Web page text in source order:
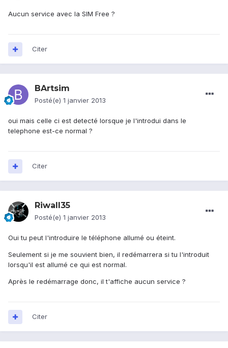
Aucun service avec la SIM Free ?
Citer
BArtsim
Posté(e) 1 janvier 2013
oui mais celle ci est detecté lorsque je l'introdui dans le
telephone est-ce normal ?
Citer
Riwall35
Posté(e) 1 janvier 2013
Oui tu peut l'introduire le téléphone allumé ou éteint.
Seulement si je me souvient bien, il redémarrera si tu l'introduit
lorsqu'il est allumé ce qui est normal.
Après le redémarrage donc, il t'affiche aucun service ?
Citer